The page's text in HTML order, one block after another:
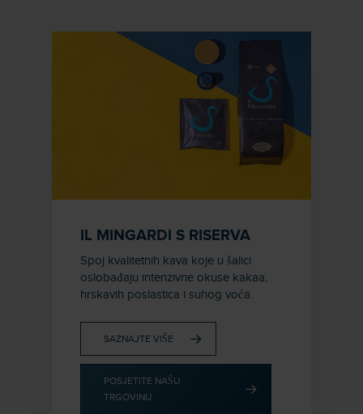
IL MINGARDI S RISERVA
Spoj kvalitetnih kava koje u šalici
oslobađaju intenzivne okuse kakaa,
hrskavih poslastica i suhog voća.
SAZNAJTE VIŠE
POSJETITE NAŠU
TRGOVINU